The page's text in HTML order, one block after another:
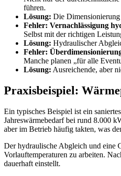
führen.
Lösung: Die Dimensionierung
Fehler: Vernachlässigung
Selbst mit der richtigen
Lösung: Hydraulischer
Fehler:
Manche planen „für alle
Lösung: Ausreichende, aber
Praxisbeispiel:
Ein typisches Beispiel ist ein
Jahreswärmebedarf bei rund 8.000
aber im Betrieb häufig takten, was
Der hydraulische Abgleich und eine
Vorlauftemperaturen zu arbeiten.
dauerhaft einstellt.